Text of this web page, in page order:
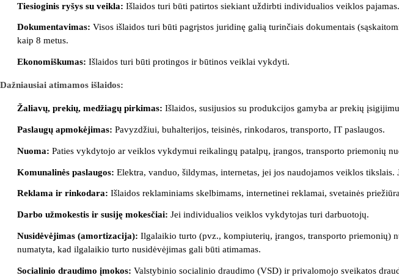
Tiesioginis ryšys su veikla: Išlaidos turi būti patirtos siekiant uždirbti individualios veiklos pajamas.
Dokumentavimas: Visos išlaidos turi būti pagrįstos juridinę galią turinčiais dokumentais
kaip 8 metus.
Ekonomiškumas: Išlaidos turi būti protingos ir būtinos veiklai vykdyti.
Dažniausiai atimamos išlaidos:
Žaliavų, prekių, medžiagų pirkimas: Išlaidos, susijusios su produkcijos gamyba ar prekių
Paslaugų apmokėjimas: Pavyzdžiui, buhalterijos, teisinės, rinkodaros, transporto, IT paslaugos.
Nuoma: Paties vykdytojo ar veiklos vykdymui reikalingų patalpų, įrangos, transporto priemonių
Komunalinės paslaugos: Elektra, vanduo, šildymas, internetas, jei jos naudojamos veiklos
Reklama ir rinkodara: Išlaidos reklaminiams skelbimams, internetinei reklamai, svetainės
Darbo užmokestis ir susiję mokesčiai: Jei individualios veiklos vykdytojas turi darbuotojų.
Nusidėvėjimas (amortizacija): Ilgalaikio turto (pvz., kompiuterių, įrangos, transporto priemonių)
numatyta, kad ilgalaikio turto nusidėvėjimas gali būti atimamas.
Socialinio draudimo įmokos: Valstybinio socialinio draudimo (VSD) ir privalomojo sveikatos